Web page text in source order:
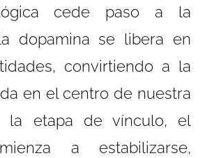
cede paso a la
dopamina se libera en
convirtiendo a la
en el centro de nuestra
la etapa de vínculo, el
a estabilizarse,